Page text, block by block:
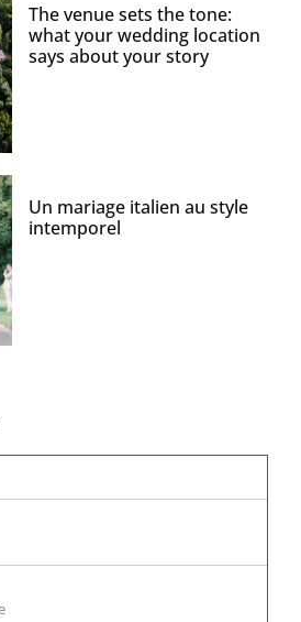
The venue sets the tone:
what your wedding location
says about your story
Un mariage italien au style
intemporel